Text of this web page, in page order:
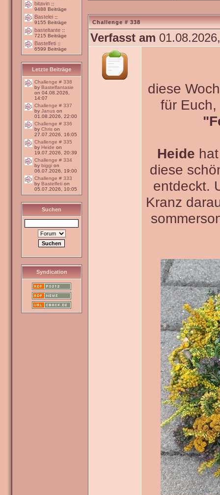
bitavin ::
9488 Beiträge
Bastelei ::
9155 Beiträge
basteltante ::
7215 Beiträge
Bastelfeti ::
6599 Beiträge
Letzte Beiträge
Challenge # 338
by Bastelfantasie
on 04.08.2026,
14:07
Challenge # 337
by Janus on
01.08.2026, 22:00
Challenge # 336
by Chris on
27.07.2026, 16:05
Challenge # 335
by Heide on
19.07.2026, 20:39
Challenge # 334
by biggi on
06.07.2026, 19:00
Challenge # 333
by Bastelfeti on
05.07.2026, 10:05
Suchen
Syndication
Challenge # 338
Verfasst am
diese
für Euch,
Heide
diese
entdeckt.
Kranz